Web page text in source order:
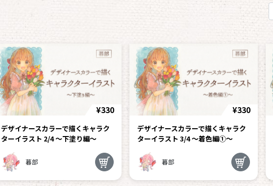
¥330
デザイナースカラーで描くキャラク
ターイラスト 2/4 ～下塗り編～
暮部
¥330
デザイナースカラーで描くキャラク
ターイラスト 3/4 ～着色編①～
暮部